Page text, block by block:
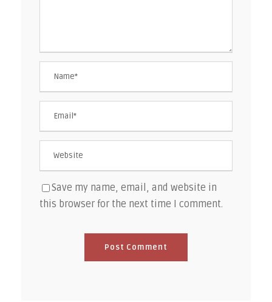
Save my name, email, and website in
this browser for the next time I comment.